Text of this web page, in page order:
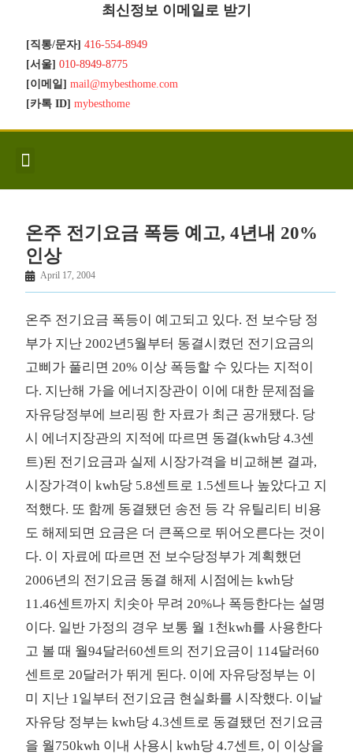
최신정보 이메일로 받기
[직통/문자] 416-554-8949
[서울] 010-8949-8775
[이메일] mail@mybesthome.com
[카톡 ID] mybesthome
온주 전기요금 폭등 예고, 4년내 20%
인상
April 17, 2004
온주 전기요금 폭등이 예고되고 있다. 전 보수당 정
부가 지난 2002년5월부터 동결시켰던 전기요금의
고삐가 풀리면 20% 이상 폭등할 수 있다는 지적이
다. 지난해 가을 에너지장관이 이에 대한 문제점을
자유당정부에 브리핑 한 자료가 최근 공개됐다. 당
시 에너지장관의 지적에 따르면 동결(kwh당 4.3센
트)된 전기요금과 실제 시장가격을 비교해본 결과,
시장가격이 kwh당 5.8센트로 1.5센트나 높았다고 지
적했다. 또 함께 동결됐던 송전 등 각 유틸리티 비용
도 해제되면 요금은 더 큰폭으로 뛰어오른다는 것이
다. 이 자료에 따르면 전 보수당정부가 계획했던
2006년의 전기요금 동결 해제 시점에는 kwh당
11.46센트까지 치솟아 무려 20%나 폭등한다는 설명
이다. 일반 가정의 경우 보통 월 1천kwh를 사용한다
고 볼 때 월94달러60센트의 전기요금이 114달러60
센트로 20달러가 뛰게 된다. 이에 자유당정부는 이
미 지난 1일부터 전기요금 현실화를 시작했다. 이날
자유당 정부는 kwh당 4.3센트로 동결됐던 전기요금
을 월750kwh 이내 사용시 kwh당 4.7센트, 이 이상을